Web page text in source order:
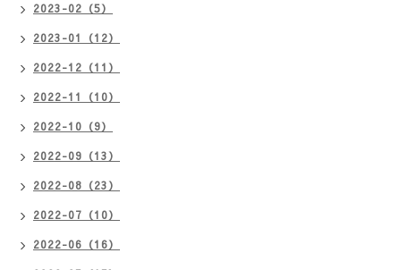
2023-02（5）
2023-01（12）
2022-12（11）
2022-11（10）
2022-10（9）
2022-09（13）
2022-08（23）
2022-07（10）
2022-06（16）